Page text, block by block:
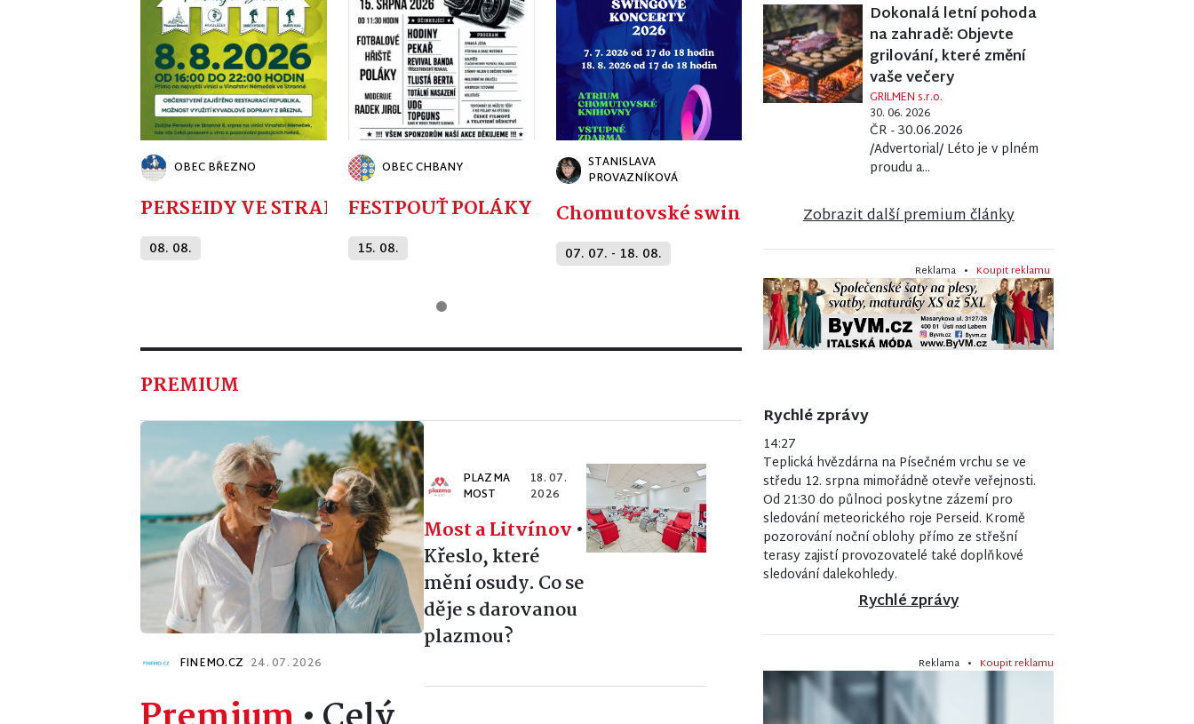
OBEC BŘEZNO
PERSEIDY VE STRANNÉ
08. 08.
OBEC CHBANY
FESTPOUŤ POLÁKY 2026
15. 08.
STANISLAVA
PROVAZNÍKOVÁ
Chomutovské swingové koncerty
07. 07. - 18. 08.
PREMIUM
FINEMO.CZ 24. 07. 2026
PLAZMA
MOST
18. 07.
2026
Most a Litvínov •
Křeslo, které
mění osudy. Co se
děje s darovanou
plazmou?
Dokonalá letní pohoda
na zahradě: Objevte
grilování, které změní
vaše večery
GRILMEN s.r.o.
30. 06. 2026
ČR - 30.06.2026
/Advertorial/ Léto je v plném
proudu a...
Zobrazit další premium články
Reklama • Koupit reklamu
Rychlé zprávy
14:27
Teplická hvězdárna na Písečném vrchu se ve
středu 12. srpna mimořádně otevře veřejnosti.
Od 21:30 do půlnoci poskytne zázemí pro
sledování meteorického roje Perseid. Kromě
pozorování noční oblohy přímo ze střešní
terasy zajistí provozovatelé také doplňkové
sledování dalekohledy.
Rychlé zprávy
Reklama • Koupit reklamu